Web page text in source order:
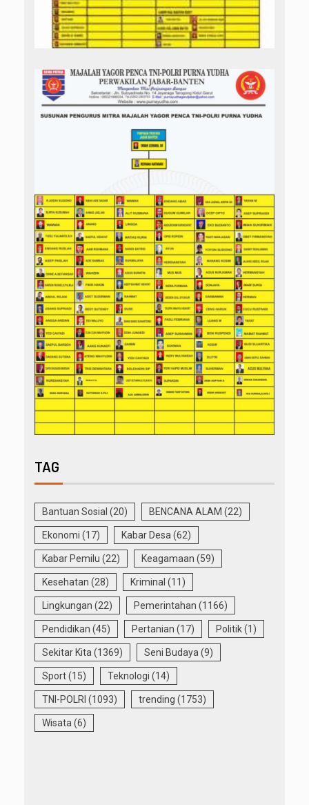
TAG
Bantuan Sosial (20) BENCANA ALAM (22)
Ekonomi (17) Kabar Desa (62)
Kabar Pemilu (22) Keagamaan (59)
Kesehatan (28) Kriminal (11)
Lingkungan (22) Pemerintahan (1166)
Pendidikan (45) Pertanian (17) Politik(1)
Sekitar Kita (1369) Seni Budaya (9)
Sport(15) Teknologi (14)
TNI-POLRI (1093) trending (1753)
Wisata (6)